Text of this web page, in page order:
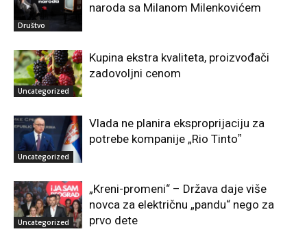
Društvo
naroda sa Milanom Milenkovićem
Uncategorized
Kupina ekstra kvaliteta, proizvođači
zadovoljni cenom
Uncategorized
Vlada ne planira eksproprijaciju za
potrebe kompanije „Rio Tintoˮ
Uncategorized
„Kreni-promeni“ – Država daje više
novca za električnu „pandu“ nego za
prvo dete